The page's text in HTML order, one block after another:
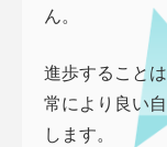
ん。
進歩すること
常により良い
します。